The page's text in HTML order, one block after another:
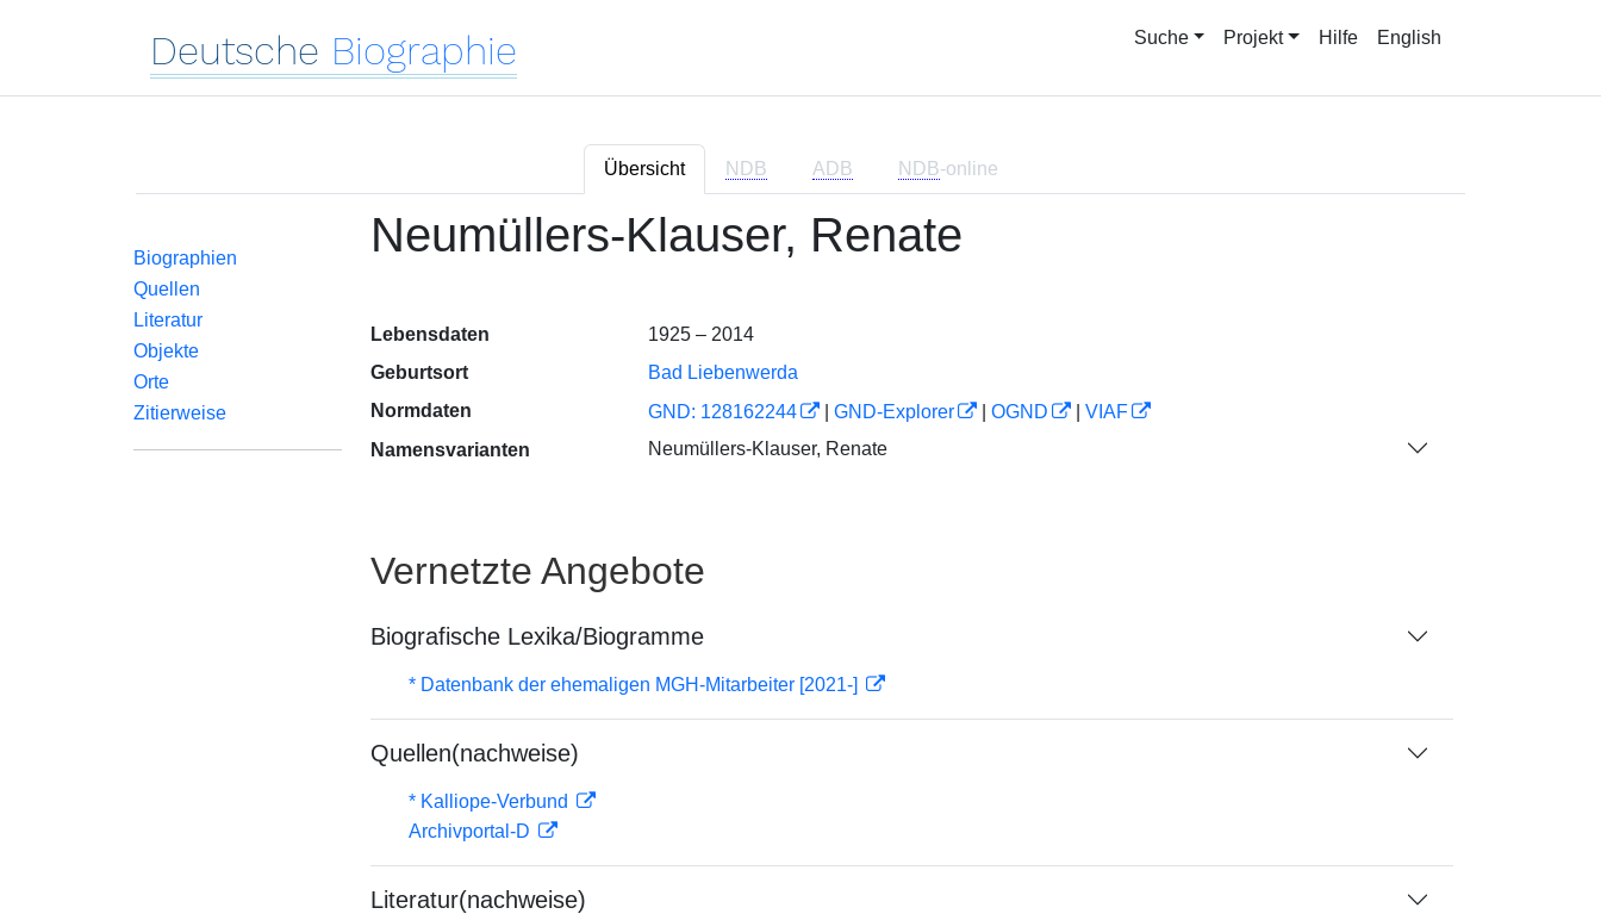
Deutsche Biographie Suche Projekt Hilfe English
Übersicht NDB ADB NDB-online
Biographien
Quellen
Literatur
Objekte
Orte
Zitierweise
Neumüllers-Klauser, Renate
Lebensdaten
1925 – 2014
Geburtsort
Bad Liebenwerda
Normdaten
GND: 128162244 GND-Explorer OGND
VIAF
Namensvarianten
Neumüllers-Klauser, Renate
Vernetzte Angebote
Biografische Lexika/Biogramme
* Datenbank der ehemaligen MGH-Mitarbeiter [2021-]
Quellen(nachweise)
* Kalliope-Verbund
Archivportal-D
Literatur(nachweise)